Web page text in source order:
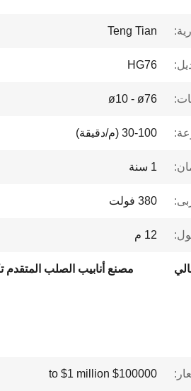
Teng Tian
HG76
ø10 - ø76
30-100 (م/دقيقة)
1 سنة
380 فولت
12 م
مصنع أنابيب الصلب المتقدم
$100000 to $1 million